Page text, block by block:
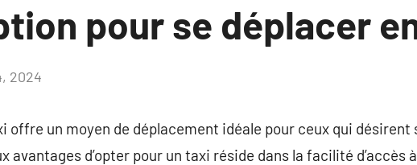
pour se déplacer
2024
offre un moyen de déplacement idéale pour ceux qui
avantages d’opter pour un taxi réside dans la facilité d’accès